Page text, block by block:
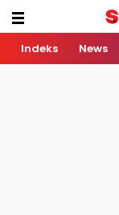
Indeks News